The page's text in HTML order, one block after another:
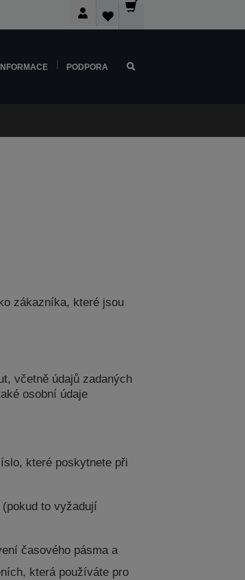
PODPORA
zákazníka, které jsou
včetně údajů zadaných
osobní údaje
které poskytnete při
to vyžadují
časového pásma a
která používáte pro